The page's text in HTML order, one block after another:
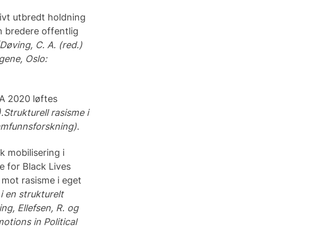
utbredt holdning
bredere offentlig
C. A. (red.)
Oslo:
2020 løftes
Strukturell rasisme i
.
mobilisering i
for Black Lives
rasisme i eget
en strukturelt
Ellefsen, R. og
in Political